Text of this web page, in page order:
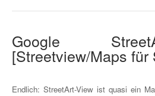
Google
[Streetview/Maps für
Endlich: StreetArt-View ist quasi ein